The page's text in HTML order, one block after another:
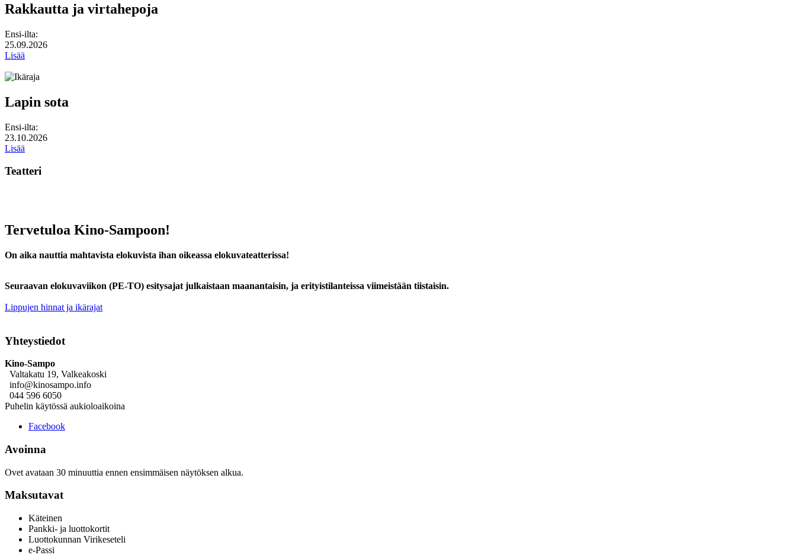
Rakkautta ja virtahepoja
Ensi-ilta:
25.09.2026
Lisää
Lapin sota
Ensi-ilta:
23.10.2026
Lisää
Teatteri
Tervetuloa Kino-Sampoon!
On aika nauttia mahtavista elokuvista ihan oikeassa elokuvateatterissa!
Seuraavan elokuvaviikon (PE-TO) esitysajat julkaistaan maanantaisin, ja erityistilanteissa viimeistään tiistaisin.
Lippujen hinnat ja ikärajat
Yhteystiedot
Kino-Sampo
Valtakatu 19, Valkeakoski
info@kinosampo.info
044 596 6050
Puhelin käytössä aukioloaikoina
Facebook
Avoinna
Ovet avataan 30 minuuttia ennen ensimmäisen näytöksen alkua.
Maksutavat
Käteinen
Pankki- ja luottokortit
Luottokunnan Virikeseteli
e-Passi